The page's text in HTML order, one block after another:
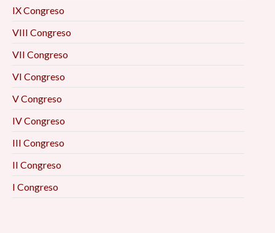
IX Congreso
VIII Congreso
VII Congreso
VI Congreso
V Congreso
IV Congreso
III Congreso
II Congreso
I Congreso